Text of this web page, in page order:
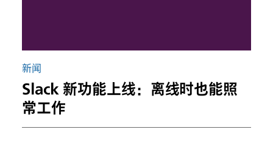
新闻
Slack 新功能上线：离线时也能照
常工作